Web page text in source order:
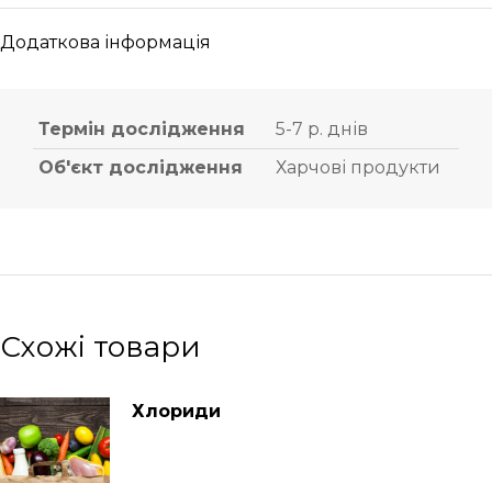
Додаткова інформація
Термін дослідження
5-7 р. днів
Об'єкт дослідження
Харчові продукти
Схожі товари
Хлориди